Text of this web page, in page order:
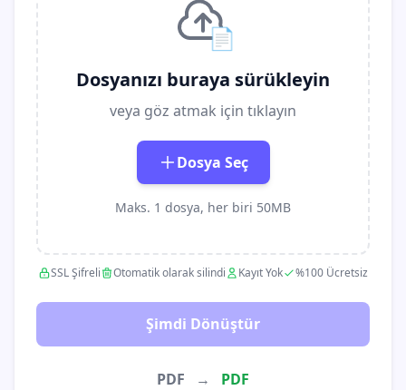
📄
Dosyanızı buraya sürükleyin
veya göz atmak için tıklayın
Dosya Seç
Maks. 1 dosya, her biri 50MB
SSL Şifreli Otomatik olarak silindi Kayıt Yok %100 Ücretsiz
Şimdi Dönüştür
PDF → PDF